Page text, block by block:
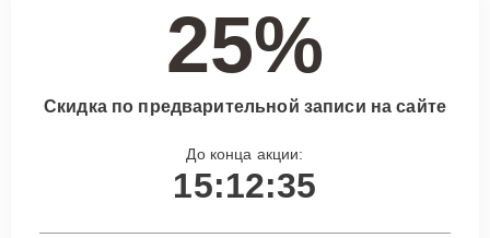
25%
Скидка по предварительной записи на сайте
До конца акции:
15:12:34